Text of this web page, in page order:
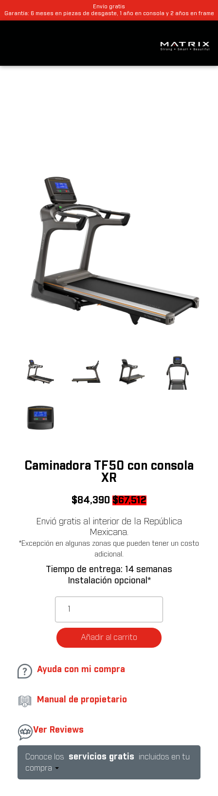
Envío gratis
Garantía: 6 meses en piezas de desgaste, 1 año en consola y 2 años en frame
Caminadora TF50 con consola
XR
$84,390 Original
was:
$84,390.
$67,512
is:
$67,512.
Envió gratis al interior de la República
Mexicana.
*Excepción en algunas zonas que pueden tener un costo
adicional.
Tiempo de entrega: 14 semanas
Instalación opcional*
Añadir al carrito
Ayuda con mi compra
Manual de propietario
Ver Reviews
Conoce los servicios gratis
incluidos en tu
compra